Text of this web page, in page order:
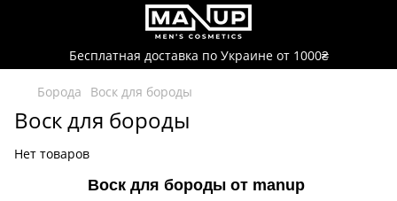
Бесплатная доставка по Украине от 1000₴
Борода Воск для бороды
Воск для бороды
Нет товаров
Воск для бороды от manup